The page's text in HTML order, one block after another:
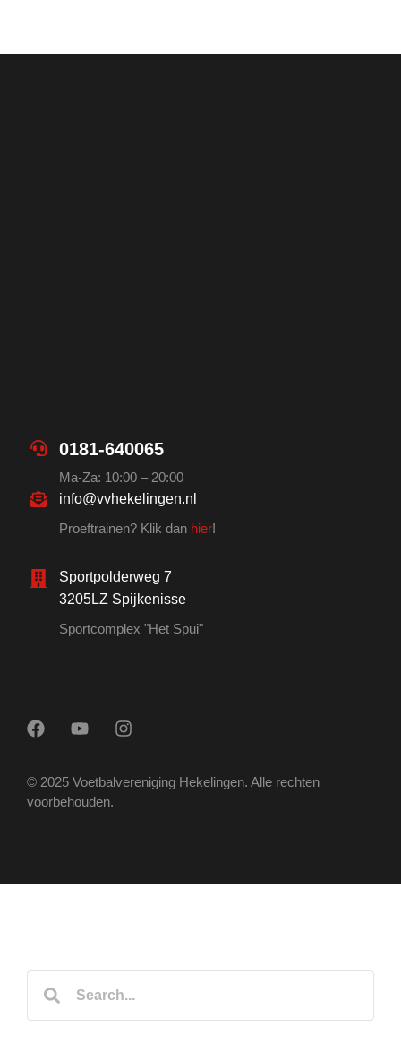
0181-640065
Ma-Za: 10:00 – 20:00
info@vvhekelingen.nl
Proeftrainen? Klik dan hier!
Sportpolderweg 7
3205LZ Spijkenisse
Sportcomplex "Het Spui"
© 2025 Voetbalvereniging Hekelingen. Alle rechten
voorbehouden.